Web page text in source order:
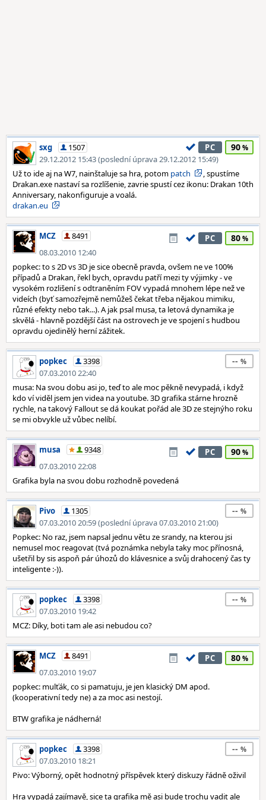
sxg
1507
29.12.2012 15:43 (poslední úprava 29.12.2012 15:49)
PC 90
Už to ide aj na W7, nainštaluje sa hra, potom patch
, spustíme
Drakan.exe nastaví sa rozlíšenie, zavrie spustí cez ikonu: Drakan 10th
Anniversary, nakonfiguruje a voalá.
drakan.eu
MCZ
8491
08.03.2010 12:40
PC 80
popkec: to s 2D vs 3D je sice obecně pravda, ovšem ne ve 100%
případů a Drakan, řekl bych, opravdu patří mezi ty výjimky - ve
vysokém rozlišení s odtraněním FOV vypadá mnohem lépe než ve
videích (byť samozřejmě nemůžeš čekat třeba nějakou mimiku,
různé efekty nebo tak...). A jak psal musa, ta letová dynamika je
skvělá - hlavně pozdější část na ostrovech je ve spojení s hudbou
opravdu ojedinělý herní zážitek.
popkec
3398
07.03.2010 22:40
--
musa: Na svou dobu asi jo, teď to ale moc pěkně nevypadá, i když
kdo ví viděl jsem jen videa na youtube. 3D grafika stárne hrozně
rychle, na takový Fallout se dá koukat pořád ale 3D ze stejnýho roku
se mi obvykle už vůbec nelíbí.
musa
9348
07.03.2010 22:08
PC 90
Grafika byla na svou dobu rozhodně povedená
Pivo
1305
07.03.2010 20:59 (poslední úprava 07.03.2010 21:00)
--
Popkec: No raz, jsem napsal jednu větu ze srandy, na kterou jsi
nemusel moc reagovat (tvá poznámka nebyla taky moc přínosná,
ušetřil by sis aspoň pár úhozů do klávesnice a svůj drahocený čas ty
inteligente :-)).
popkec
3398
07.03.2010 19:42
--
MCZ: Díky, boti tam ale asi nebudou co?
MCZ
8491
07.03.2010 19:07
PC 80
popkec: mulťák, co si pamatuju, je jen klasický DM apod.
(kooperativní tedy ne) a za moc asi nestojí.
BTW grafika je nádherná!
popkec
3398
07.03.2010 18:21
--
Pivo: Výborný, opět hodnotný příspěvek který diskuzy řádně oživil
Hra vypadá zajímavě, sice ta grafika mě asi bude trochu vadit ale